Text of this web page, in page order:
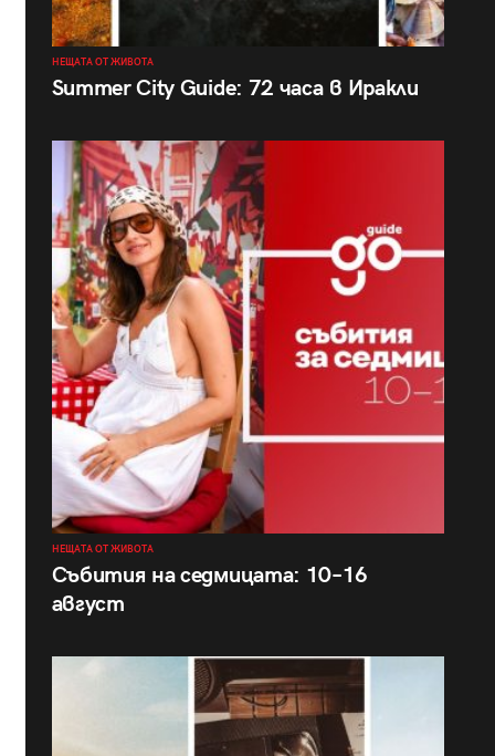
НЕЩАТА ОТ ЖИВОТА
Summer City Guide: 72 часа в Иракли
НЕЩАТА ОТ ЖИВОТА
Събития на седмицата: 10–16
август